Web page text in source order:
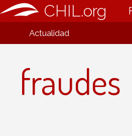
CHIL.org
Actualidad
fraudes